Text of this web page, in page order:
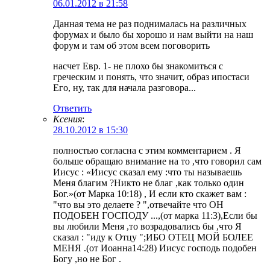
06.01.2012 в 21:58
Данная тема не раз поднималась на различных
форумах и было бы хорошо и нам выйти на наш
форум и там об этом всем поговорить
насчет Евр. 1- не плохо бы знакомиться с
греческим и понять, что значит, образ ипостаси
Его, ну, так для начала разговора...
Ответить
Ксения:
28.10.2012 в 15:30
полностью согласна с этим комментарием . Я
больше обращаю внимание на то ,что говорил сам
Иисус : «Иисус сказал ему :что ты называешь
Меня благим ?Никто не благ ,как только один
Бог.»(от Марка 10:18) , И если кто скажет вам :
"что вы это делаете ? ",отвечайте что ОН
ПОДОБЕН ГОСПОДУ ...,(от марка 11:3),Если бы
вы любили Меня ,то возрадовались бы ,что Я
сказал : "иду к Отцу ";ИБО ОТЕЦ МОЙ БОЛЕЕ
МЕНЯ .(от Иоанна14:28) Иисус господь подобен
Богу ,но не Бог .